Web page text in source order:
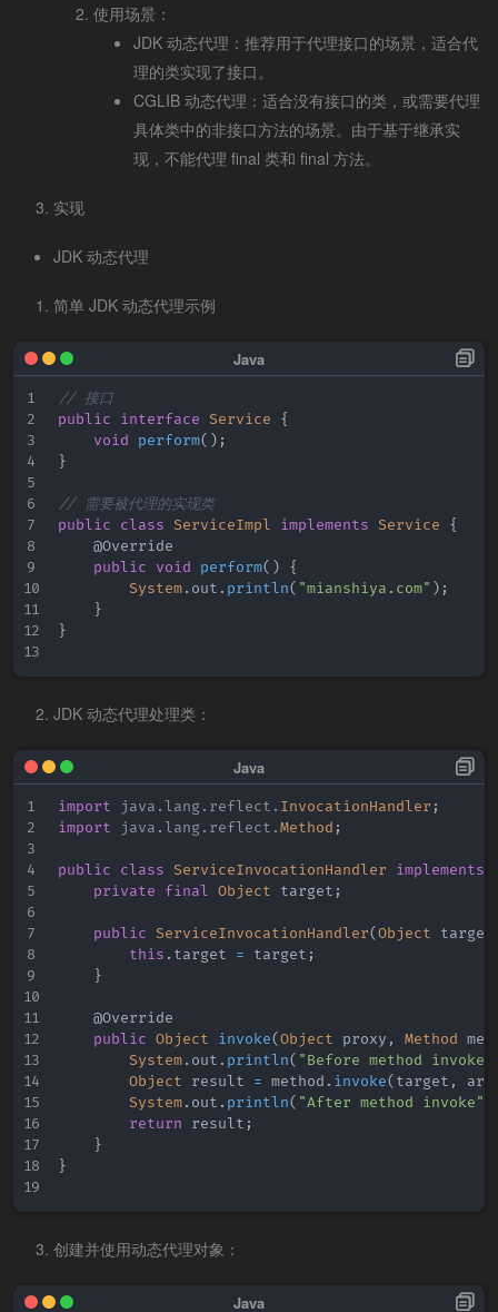
使用场景：
JDK 动态代理：推荐用于代理接口的场景，适合代
理的类实现了接口。
CGLIB 动态代理：适合没有接口的类，或需要代理
具体类中的非接口方法的场景。由于基于继承实
现，不能代理 final 类和 final 方法。
实现
JDK 动态代理
简单 JDK 动态代理示例
// 接口
public
interface Service
{
void
perform( ) ;
}
// 需要被代理的实现类
public
class ServiceImpl implements Service
{
@Override
public
void perform( )
{
System. out . println( "mianshiya.com" ) ;
}
}
JDK 动态代理处理类：
import java . lang . reflect . InvocationHandler ;
import
java . lang . reflect .Method ;
public class ServiceInvocationHandler implements
private
final Object target ;
public ServiceInvocationHandler(Object target
this . target = target ;
}
@Override
public Object invoke(Object proxy , Method
System. out . println( "Before method invoke"
Object result = method . invoke( target ,
System. out . println( "After method invoke"
return result ;
}
}
创建并使用动态代理对象：